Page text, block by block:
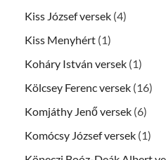
Kiss József versek (4)
Kiss Menyhért (1)
Koháry István versek (1)
Kölcsey Ferenc versek (16)
Komjáthy Jenő versek (6)
Komócsy József versek (1)